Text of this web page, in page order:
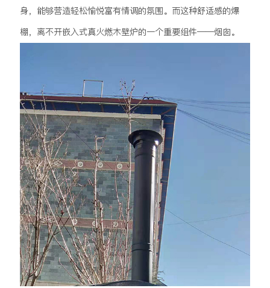
身，能够营造轻松愉悦富有情调的氛围。而这种舒适感的爆
棚，离不开嵌入式真火燃木壁炉的一个重要组件——烟囱。